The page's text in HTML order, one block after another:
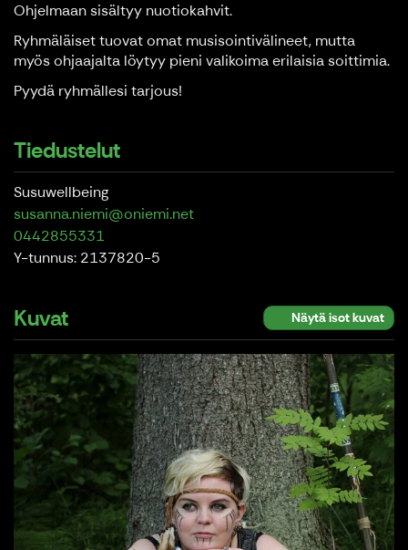
Ohjelmaan sisältyy nuotiokahvit.
Ryhmäläiset tuovat omat musisointivälineet, mutta
myös ohjaajalta löytyy pieni valikoima erilaisia soittimia.
Pyydä ryhmällesi tarjous!
Tiedustelut
Susuwellbeing
susanna.niemi@oniemi.net
0442855331
Y-tunnus: 2137820-5
Kuvat Näytä isot kuvat